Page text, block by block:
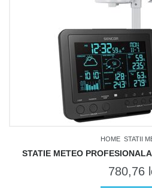
HOME STATII
STATIE METEO
780,76